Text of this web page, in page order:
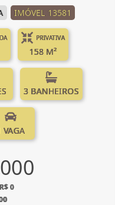
IMÓVEL 13581
PRIVATIVA
158 M²
3 BANHEIROS
VAGA
0